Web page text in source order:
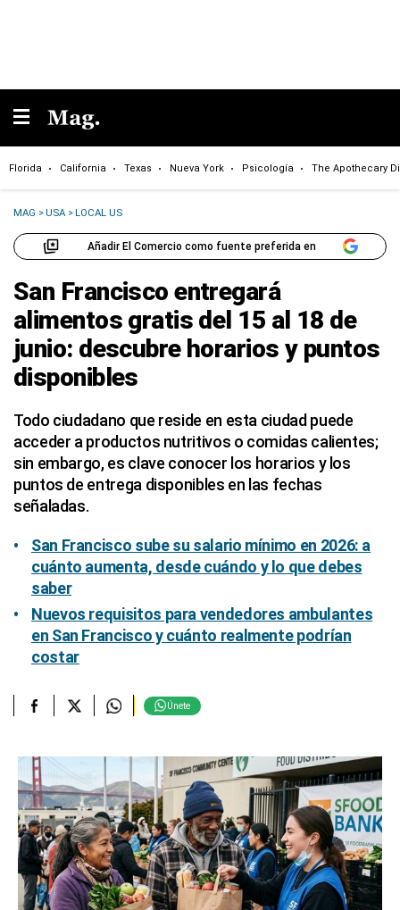
Florida California Texas Nueva York Psicología The Apothecary
MAG >USA >LOCAL US
Añadir El Comercio como fuente preferida en
San Francisco entregará
alimentos gratis del 15 al 18 de
junio: descubre horarios y puntos
disponibles
Todo ciudadano que reside en esta ciudad puede
acceder a productos nutritivos o comidas calientes;
sin embargo, es clave conocer los horarios y los
puntos de entrega disponibles en las fechas
señaladas.
San Francisco sube su salario mínimo en 2026: a
cuánto aumenta, desde cuándo y lo que debes
saber
Nuevos requisitos para vendedores ambulantes
en San Francisco y cuánto realmente podrían
costar
Únete